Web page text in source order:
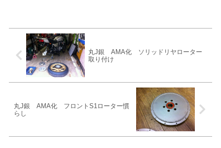
丸J銀 AMA化 ソリッドリヤローター
取り付け
丸J銀 AMA化 フロントS1ローター慣
らし